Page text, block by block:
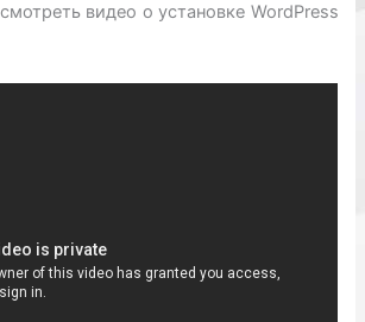
видео о установке WordPress